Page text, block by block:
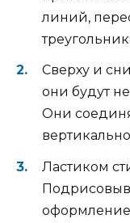
линий,
Сверху и
они будут
Они
Ластиком
оформление